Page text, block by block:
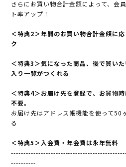
さらにお買い物合計金額によって、会
ト率アップ！
＜特典2＞年間のお買い物合計金額に
ク
＜特典3＞気になった商品、後で買い
入り一覧がつくれる
＜特典4＞お届け先を登録で、お買物
不要。
お届け先はアドレス帳機能を使って50
る
＜特典5＞入会費・年会費は永年無料
----------